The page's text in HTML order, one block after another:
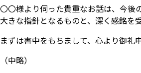
〇〇様より伺った貴重なお話は、今後
大きな指針となるものと、深く感銘を
まずは書中をもちまして、心より御礼
（中略）